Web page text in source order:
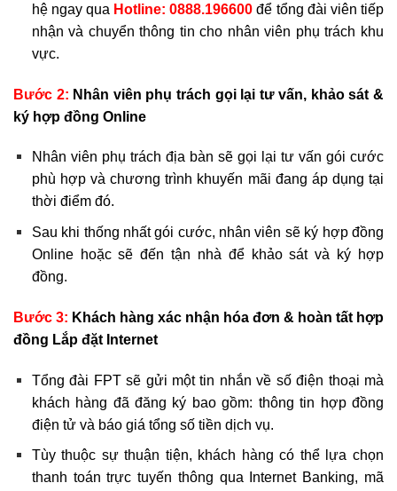
hệ ngay qua Hotline:0888.196600 để tổng đài viên tiếp
nhận và chuyển thông tin cho nhân viên phụ trách khu
vực.
Bước 2: Nhân viên phụ trách gọi lại tư vấn, khảo sát &
ký hợp đồng Online
Nhân viên phụ trách địa bàn sẽ gọi lại tư vấn gói cước
phù hợp và chương trình khuyến mãi đang áp dụng tại
thời điểm đó.
Sau khi thống nhất gói cước, nhân viên sẽ ký hợp đồng
Online hoặc sẽ đến tận nhà để khảo sát và ký hợp
đồng.
Bước 3: Khách hàng xác nhận hóa đơn & hoàn tất hợp
đồng Lắp đặt Internet
Tổng đài FPT sẽ gửi một tin nhắn về số điện thoại mà
khách hàng đã đăng ký bao gồm: thông tin hợp đồng
điện tử và báo giá tổng số tiền dịch vụ.
Tùy thuộc sự thuận tiện, khách hàng có thể lựa chọn
thanh toán trực tuyến thông qua Internet Banking, mã